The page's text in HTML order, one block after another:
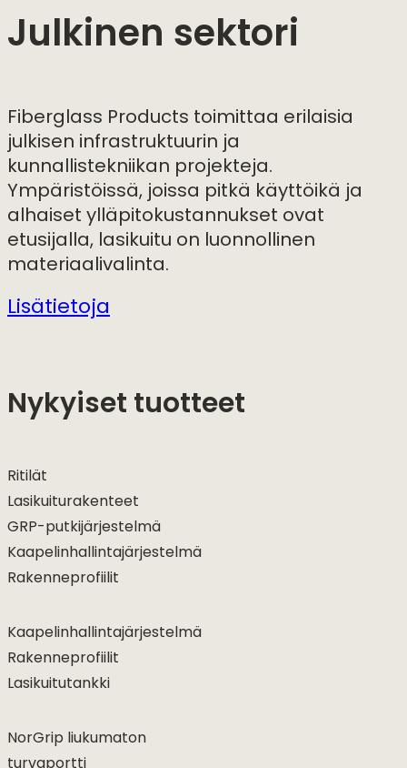
Julkinen sektori
Fiberglass Products toimittaa erilaisia
julkisen infrastruktuurin ja
kunnallistekniikan projekteja.
Ympäristöissä, joissa pitkä käyttöikä ja
alhaiset ylläpitokustannukset ovat
etusijalla, lasikuitu on luonnollinen
materiaalivalinta.
Lisätietoja
Nykyiset tuotteet
Ritilät
Lasikuiturakenteet
GRP-putkijärjestelmä
Kaapelinhallintajärjestelmä
Rakenneprofiilit
Kaapelinhallintajärjestelmä
Rakenneprofiilit
Lasikuitutankki
NorGrip liukumaton